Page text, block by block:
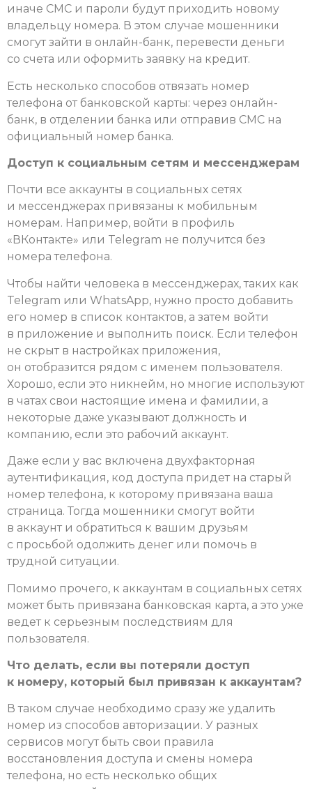
иначе СМС и пароли будут приходить новому
владельцу номера. В этом случае мошенники
смогут зайти в онлайн-банк, перевести деньги
со счета или оформить заявку на кредит.
Есть несколько способов отвязать номер
телефона от банковской карты: через онлайн-
банк, в отделении банка или отправив СМС на
официальный номер банка.
Доступ к социальным сетям и мессенджерам
Почти все аккаунты в социальных сетях
и мессенджерах привязаны к мобильным
номерам. Например, войти в профиль
«ВКонтакте» или Telegram не получится без
номера телефона.
Чтобы найти человека в мессенджерах, таких как
Telegram или WhatsApp, нужно просто добавить
его номер в список контактов, а затем войти
в приложение и выполнить поиск. Если телефон
не скрыт в настройках приложения,
он отобразится рядом с именем пользователя.
Хорошо, если это никнейм, но многие используют
в чатах свои настоящие имена и фамилии, а
некоторые даже указывают должность и
компанию, если это рабочий аккаунт.
Даже если у вас включена двухфакторная
аутентификация, код доступа придет на старый
номер телефона, к которому привязана ваша
страница. Тогда мошенники смогут войти
в аккаунт и обратиться к вашим друзьям
с просьбой одолжить денег или помочь в
трудной ситуации.
Помимо прочего, к аккаунтам в социальных сетях
может быть привязана банковская карта, а это уже
ведет к серьезным последствиям для
пользователя.
Что делать, если вы потеряли доступ
к номеру, который был привязан к аккаунтам?
В таком случае необходимо сразу же удалить
номер из способов авторизации. У разных
сервисов могут быть свои правила
восстановления доступа и смены номера
телефона, но есть несколько общих